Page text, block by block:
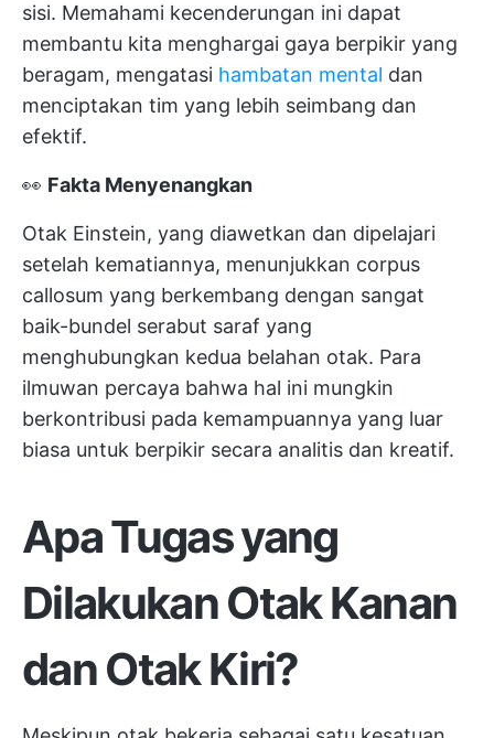
sisi. Memahami kecenderungan ini dapat
membantu kita menghargai gaya berpikir yang
beragam, mengatasi hambatan mental dan
menciptakan tim yang lebih seimbang dan
efektif.
👀 Fakta Menyenangkan
Otak Einstein, yang diawetkan dan dipelajari
setelah kematiannya, menunjukkan corpus
callosum yang berkembang dengan sangat
baik-bundel serabut saraf yang
menghubungkan kedua belahan otak. Para
ilmuwan percaya bahwa hal ini mungkin
berkontribusi pada kemampuannya yang luar
biasa untuk berpikir secara analitis dan kreatif.
Apa Tugas yang
Dilakukan Otak Kanan
dan Otak Kiri?